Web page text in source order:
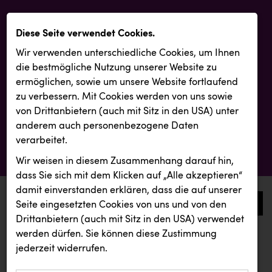
0
aktuelle aussendungen
aktuelle aussendungen
Diese Seite verwendet Cookies.
Wir verwenden unterschiedliche Cookies, um Ihnen
die best­mögliche Nutzung unserer Website zu
ermöglichen, sowie um unsere Website fortlaufend
zu verbessern. Mit Cookies werden von uns sowie
von Drittanbietern (auch mit Sitz in den USA) unter
anderem auch personenbezogene Daten
verarbeitet.
Wir weisen in diesem Zusammenhang darauf hin,
dass Sie sich mit dem Klicken auf „Alle akzeptieren“
damit ein­ver­standen erklären, dass die auf unserer
Seite eingesetzten Cookies von uns und von den
Drittanbietern (auch mit Sitz in den USA) verwendet
werden dürfen. Sie können diese Zustimmung
jederzeit widerrufen.